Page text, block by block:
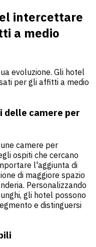
intercettare
a medio
evoluzione. Gli hotel
per gli affitti a medio
delle camere per
camere per
ospiti che cercano
l'aggiunta di
di maggiore spazio
Personalizzando
gli hotel possono
e distinguersi